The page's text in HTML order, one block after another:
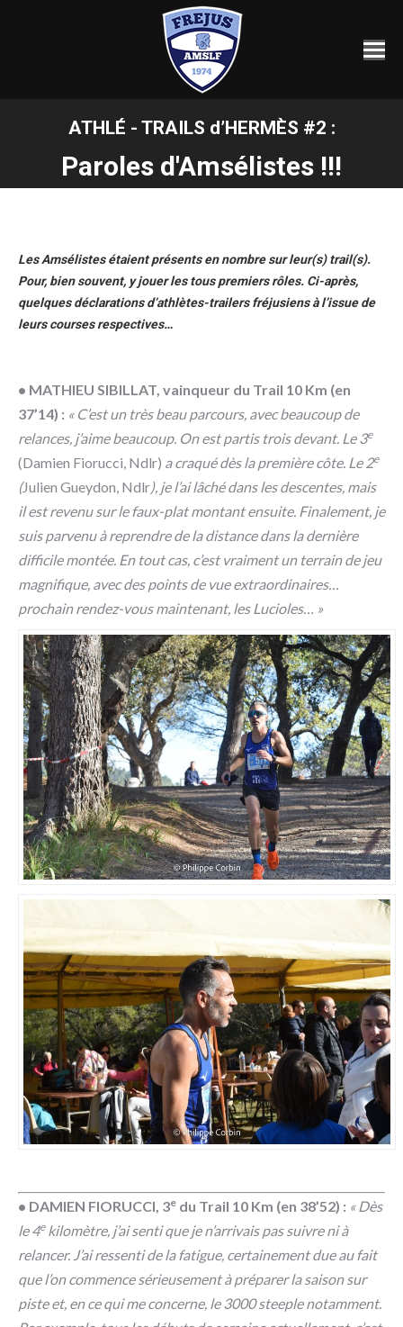
ATHLÉ - TRAILS d’HERMÈS #2 :
Paroles d'Amsélistes !!!
Les Amsélistes étaient présents en nombre sur leur(s) trail(s).
Pour, bien souvent, y jouer les tous premiers rôles. Ci-après,
quelques déclarations d’athlètes-trailers fréjusiens à l’issue de
leurs courses respectives…
• MATHIEU SIBILLAT, vainqueur du Trail 10 Km (en
37’14) : « C’est un très beau parcours, avec beaucoup de
relances, j’aime beaucoup. On est partis trois devant. Le 3e
(Damien Fiorucci, Ndlr) a craqué dès la première côte. Le 2e
(Julien Gueydon, Ndlr), je l’ai lâché dans les descentes, mais
il est revenu sur le faux-plat montant ensuite. Finalement, je
suis parvenu à reprendre de la distance dans la dernière
difficile montée. En tout cas, c’est vraiment un terrain de jeu
magnifique, avec des points de vue extraordinaires…
prochain rendez-vous maintenant, les Lucioles… »
• DAMIEN FIORUCCI, 3e du Trail 10 Km (en 38’52) : « Dès
le 4ekilomètre, j’ai senti que je n’arrivais pas suivre ni à
relancer. J’ai ressenti de la fatigue, certainement due au fait
que l’on commence sérieusement à préparer la saison sur
piste et, en ce qui me concerne, le 3000 steeple notamment.